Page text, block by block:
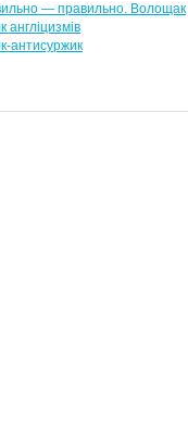
— правильно. Волощак
англіцизмів
антисуржик